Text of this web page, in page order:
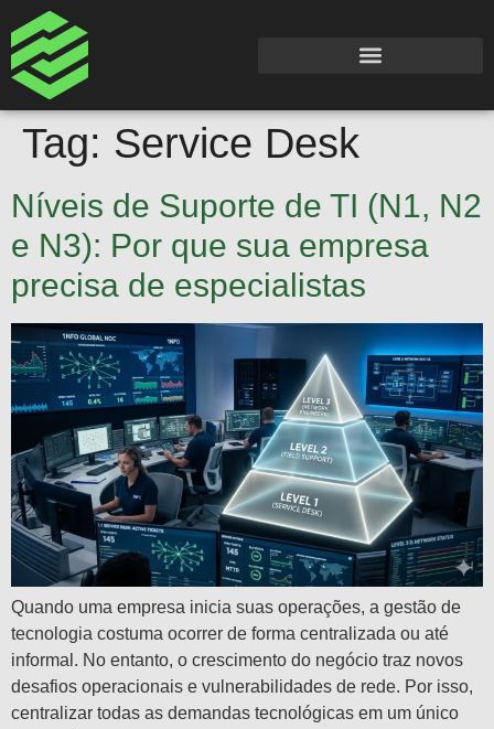
Tag: Service Desk
Níveis de Suporte de TI (N1, N2
e N3): Por que sua empresa
precisa de especialistas
Quando uma empresa inicia suas operações, a gestão de
tecnologia costuma ocorrer de forma centralizada ou até
informal. No entanto, o crescimento do negócio traz novos
desafios operacionais e vulnerabilidades de rede. Por isso,
centralizar todas as demandas tecnológicas em um único